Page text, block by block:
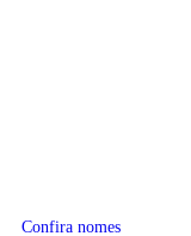
Confira nomes